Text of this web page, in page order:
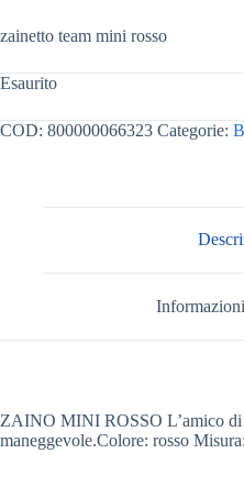
zainetto team mini rosso
Esaurito
COD: 800000066323 Categorie:
ZAINO MINI ROSSO L’amico
maneggevole.Colore: rosso